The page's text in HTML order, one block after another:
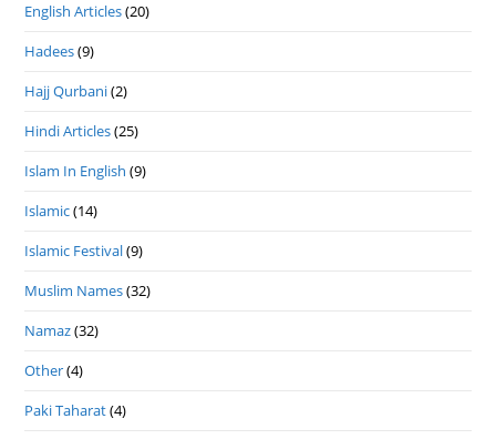
English Articles(20)
Hadees(9)
Hajj Qurbani(2)
Hindi Articles(25)
Islam In English (9)
Islamic(14)
Islamic Festival(9)
Muslim Names(32)
Namaz(32)
Other(4)
Paki Taharat(4)